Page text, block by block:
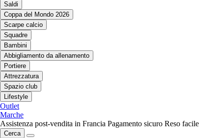
Saldi
Coppa del Mondo 2026
Scarpe calcio
Squadre
Bambini
Abbigliamento da allenamento
Portiere
Attrezzatura
Spazio club
Lifestyle
Outlet
Marche
Assistenza post-vendita in Francia Pagamento sicuro Reso facile
Cerca